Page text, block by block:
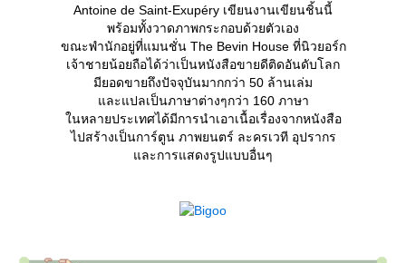
Antoine de Saint-Exupéry เขียนงานเขียนชิ้นนี้
พร้อมทั้งวาดภาพกระกอบด้วยตัวเอง
ขณะพำนักอยู่ที่แมนชั่น The Bevin House ที่นิวยอร์ก
เจ้าชายน้อยถือได้ว่าเป็นหนังสือขายดีติดอันดับโลก
มียอดขายถึงปัจจุบันมากกว่า 50 ล้านเล่ม
ละแปลเป็นภาษาต่างๆกว่า 160 ภาษา
นหลายประเทศได้มีการนำเอาเนื้อเรื่องจากหนังสือ
ไปสร้างเป็นการ์ตูน ภาพยนตร์ ละครเวที อุปรากร
ละการแสดงรูปแบบอื่นๆ